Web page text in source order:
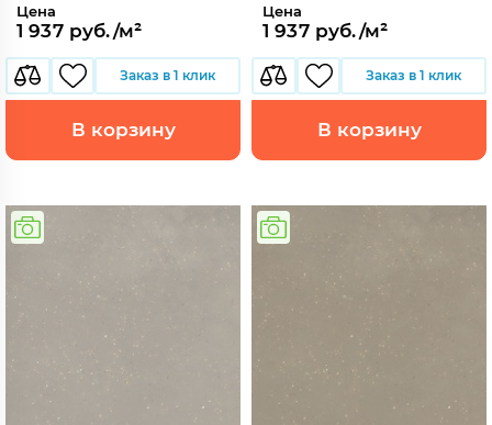
Цена
1 937 руб./м²
Заказ в 1 клик
В корзину
Цена
1 937 руб./м²
Заказ в 1 клик
В корзину